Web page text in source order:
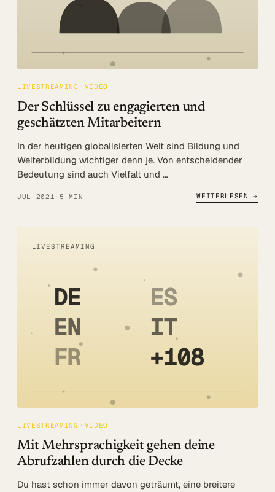
LIVESTREAMING VIDEO
Der Schlüssel zu engagierten und
geschätzten Mitarbeitern
In der heutigen globalisierten Welt sind Bildung und
Weiterbildung wichtiger denn je. Von entscheidender
Bedeutung sind auch Vielfalt und …
JUL 2021 · 5 MIN WEITERLESEN →
DE
EN
FR
ES
IT
+108
LIVESTREAMING
LIVESTREAMING VIDEO
Mit Mehrsprachigkeit gehen deine
Abrufzahlen durch die Decke
Du hast schon immer davon geträumt, eine breitere